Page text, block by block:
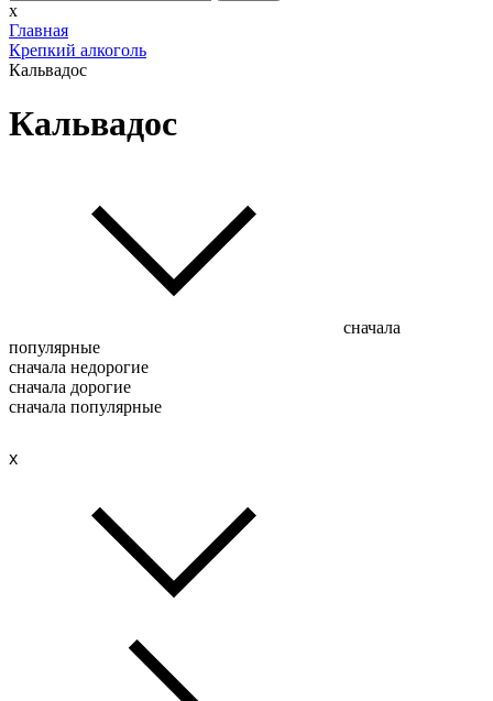
x
Главная
Крепкий алкоголь
Кальвадос
Кальвадос
сначала
популярные
сначала недорогие
сначала дорогие
сначала популярные
x